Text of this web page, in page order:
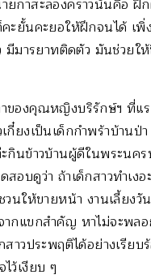
กาสะลองคราวนั้นคือ ฝึ
ะยั้นคะยอให้ฝึกจนได้ เพิ่
มีมารยาทติดตัว มันช่วยใ
องคุณหญิงบริรักษ์ฯ ที่แร
ยงเป็นเด็กกำพร้าบ้านป่า
กินข้าวบ้านผู้ดีในพระนค
อบดูว่า ถ้าเด็กสาวทำเงอ
วนให้ขายหน้า งานเลี้ยงวั
ากแขกสำคัญ หาไม่จะพล
สาวประพฤติได้อย่างเรี
ว้เงียบ ๆ